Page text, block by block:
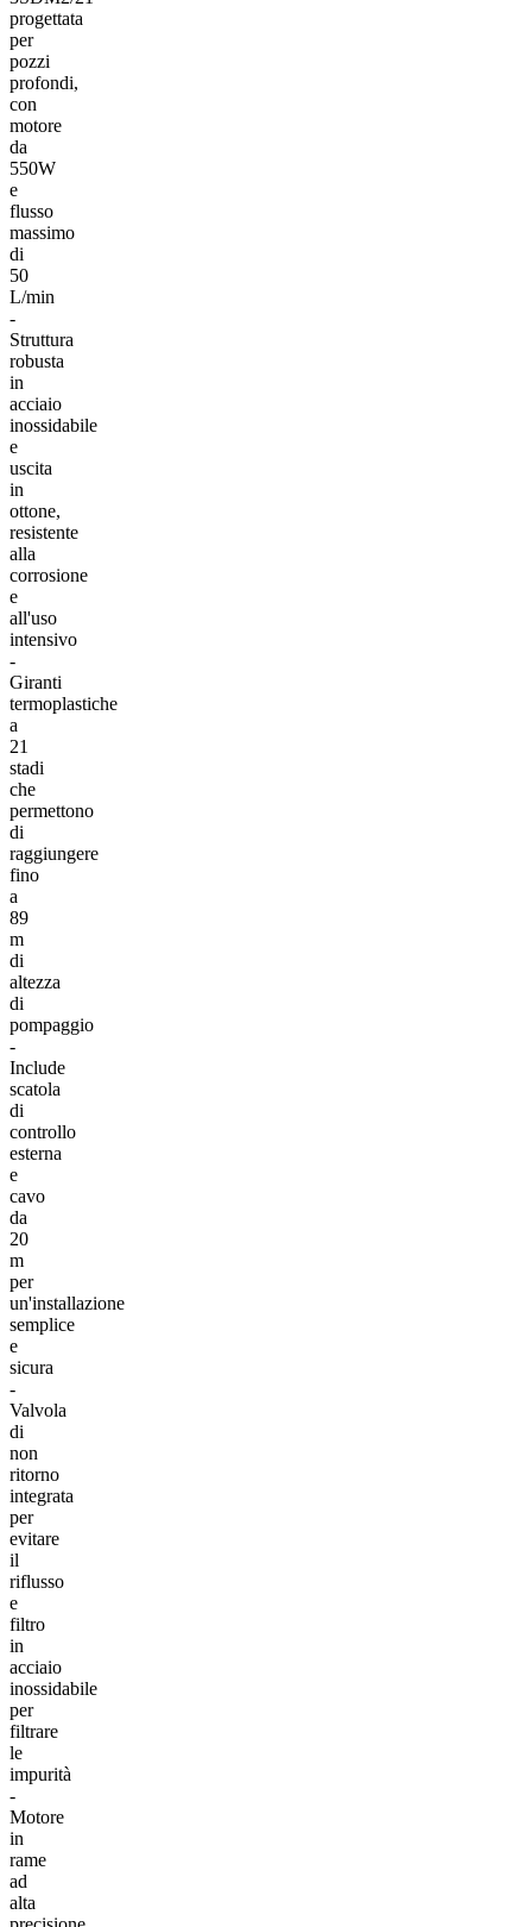
progettata
per
pozzi
profondi,
con
motore
da
550W
e
flusso
massimo
di
50
L/min
-
Struttura
robusta
in
acciaio
inossidabile
e
uscita
in
ottone,
resistente
alla
corrosione
e
all'uso
intensivo
-
Giranti
termoplastiche
a
21
stadi
che
permettono
di
raggiungere
fino
a
89
m
di
altezza
di
pompaggio
-
Include
scatola
di
controllo
esterna
e
cavo
da
20
m
per
un'installazione
semplice
e
sicura
-
Valvola
di
non
ritorno
integrata
per
evitare
il
riflusso
e
filtro
in
acciaio
inossidabile
per
filtrare
le
impurità
-
Motore
in
rame
ad
alta